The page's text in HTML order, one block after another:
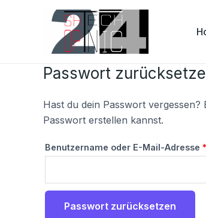
Passwort
Hast du dein Passwort
Passwort erstellen kannst.
Benutzername oder E-Mail-Adresse *
Passwort zurücksetzen